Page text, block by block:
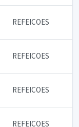
REFEICOES
REFEICOES
REFEICOES
REFEICOES